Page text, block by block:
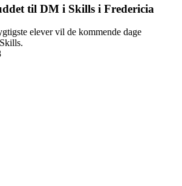
til DM i Skills i Fredericia
elever vil de kommende dage